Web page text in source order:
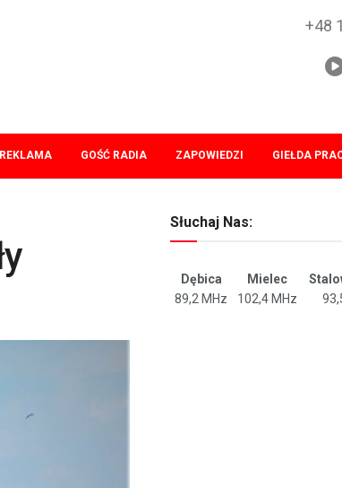
+48
REKLAMA GOŚĆ RADIA ZAPOWIEDZI GIEŁDA
Słuchaj Nas:
Dębica Mielec
89,2 MHz
102,4 MHz